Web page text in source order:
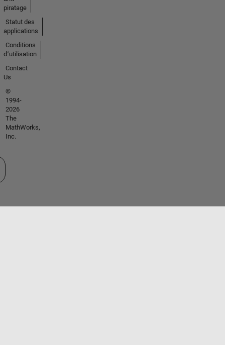
piratage
Statut des
applications
Conditions
d՚utilisation
Contact
Us
©
1994-
2026
The
MathWorks,
Inc.
un site web